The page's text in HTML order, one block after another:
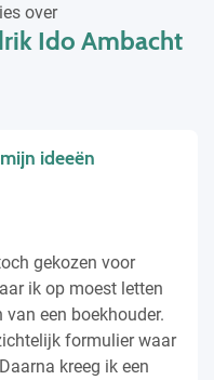
over
Ido Ambacht
ideeën
gekozen voor
ik op moest letten
een boekhouder.
formulier waar
kreeg ik een